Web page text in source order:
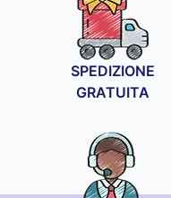
SPEDIZIONE
GRATUITA